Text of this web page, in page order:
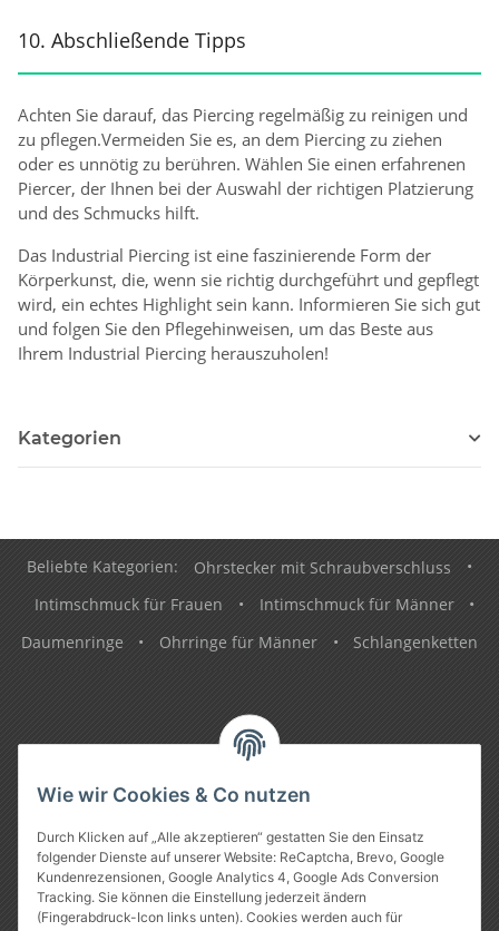
Wie wir Cookies & Co nutzen
Durch Klicken auf „Alle akzeptieren“ gestatten Sie den Einsatz
folgender Dienste auf unserer Website: ReCaptcha, Brevo, Google
Kundenrezensionen, Google Analytics 4, Google Ads Conversion
Tracking. Sie können die Einstellung jederzeit ändern
(Fingerabdruck-Icon links unten). Cookies werden auch für
10. Abschließende Tipps
Achten Sie darauf, das Piercing regelmäßig zu reinigen und
zu pflegen.Vermeiden Sie es, an dem Piercing zu ziehen
oder es unnötig zu berühren. Wählen Sie einen erfahrenen
Piercer, der Ihnen bei der Auswahl der richtigen Platzierung
und des Schmucks hilft.
Das Industrial Piercing ist eine faszinierende Form der
Körperkunst, die, wenn sie richtig durchgeführt und gepflegt
wird, ein echtes Highlight sein kann. Informieren Sie sich gut
und folgen Sie den Pflegehinweisen, um das Beste aus
Ihrem Industrial Piercing herauszuholen!
Kategorien
Beliebte Kategorien: Ohrstecker mit Schraubverschluss
•
Intimschmuck für Frauen
• Intimschmuck für Männer
•
Daumenringe
• Ohrringe für Männer • Schlangenketten